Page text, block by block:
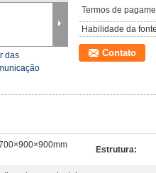
das
Termos de
Habilidade da
Contato
Estrutura: